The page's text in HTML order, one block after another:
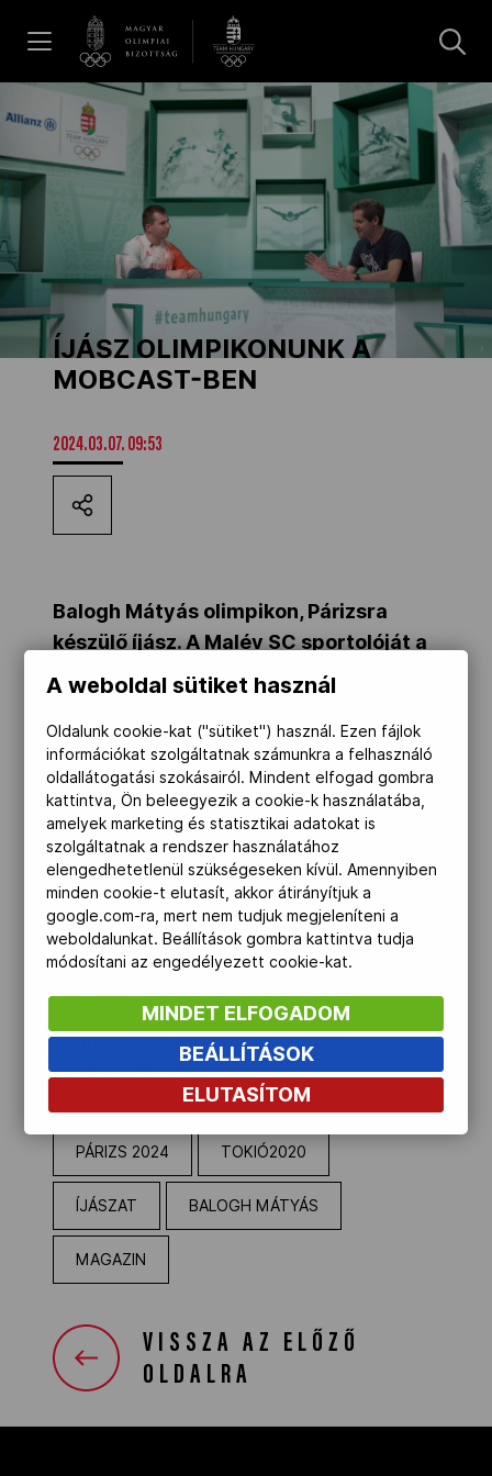
Hírek
Dakar 2026
Los Angeles 2028
MOB
Kettőskarrier-program
NOB
Társszervezetek
OVEP
Adatbank
ÍJÁSZ OLIMPIKONUNK A
MOBCAST-BEN
2024.03.07. 09:53
Balogh Mátyás olimpikon, Párizsra
készülő íjász. A Malév SC sportolóját a
Magyar Olimpiai Bizottság, a Team
podcastjának 23. felvonásában Szabó
Szilárd kérdezi. A MOBCast az Allianz
támogatásával jött létre.
Matyi az íjászat mentális hátteréről és a
sportág hazai viszonyairól is mesél a
MOBCast-ben. A videóban kiderül, hogy a
Testnevelési és Sporttudományi Egyetem
hallgatója, és hobbija a horgászat.
Az interjú az alábbi podcastban
megtekinthető.
PÁRIZS 2024 TOKIÓ2020
ÍJÁSZAT BALOGH MÁTYÁS
MAGAZIN
VISSZA AZ ELŐZŐ
OLDALRA
A weboldal sütiket használ
Oldalunk cookie-kat ("sütiket") használ. Ezen fájlok
információkat szolgáltatnak számunkra a felhasználó
oldallátogatási szokásairól. Mindent elfogad gombra
kattintva, Ön beleegyezik a cookie-k használatába,
amelyek marketing és statisztikai adatokat is
szolgáltatnak a rendszer használatához
elengedhetetlenül szükségeseken kívül. Amennyiben
minden cookie-t elutasít, akkor átirányítjuk a
google.com-ra, mert nem tudjuk megjeleníteni a
weboldalunkat. Beállítások gombra kattintva tudja
módosítani az engedélyezett cookie-kat.
MINDET ELFOGADOM
BEÁLLÍTÁSOK
ELUTASÍTOM